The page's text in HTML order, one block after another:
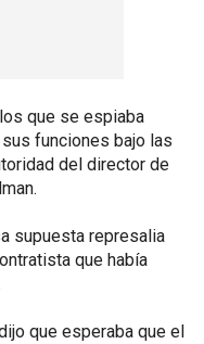
que se espiaba
funciones bajo las
del director de
supuesta represalia
que había
que esperaba que el